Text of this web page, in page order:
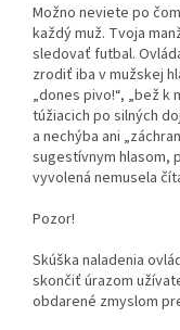
Možno neviete po
každý muž. Tvoja
sledovať futbal.
zrodiť iba v mužskej
„dones pivo!“, „bež k
túžiacich po silných
a nechýba ani
sugestívnym hlasom,
vyvolená nemusela
Pozor!
Skúška naladenia
skončiť úrazom
obdarené zmyslom